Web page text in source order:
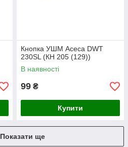
Кнопка УШМ Асеса DWT
230SL (КН 205 (129))
В наявності
99 ₴
Купити
Показати ще